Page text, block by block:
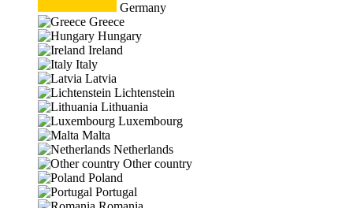
Germany
Greece
Hungary
Ireland
Italy
Latvia
Lichtenstein
Lithuania
Luxembourg
Malta
Netherlands
Other country
Poland
Portugal